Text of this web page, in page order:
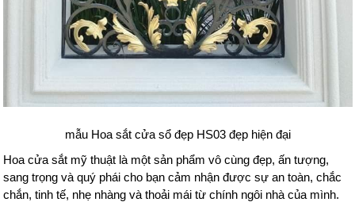
mẫu Hoa sắt cửa sổ đẹp HS03 đẹp hiện đại
Hoa cửa sắt mỹ thuật là một sản phẩm vô cùng đẹp, ấn tượng,
sang trọng và quý phái cho bạn cảm nhận được sự an toàn, chắc
chắn, tinh tế, nhẹ nhàng và thoải mái từ chính ngôi nhà của mình.